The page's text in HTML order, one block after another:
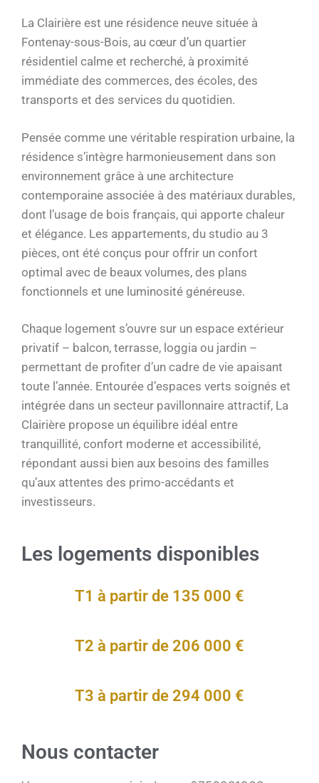
La Clairière est une résidence neuve située à
Fontenay-sous-Bois, au cœur d’un quartier
résidentiel calme et recherché, à proximité
immédiate des commerces, des écoles, des
transports et des services du quotidien.
Pensée comme une véritable respiration urbaine, la
résidence s’intègre harmonieusement dans son
environnement grâce à une architecture
contemporaine associée à des matériaux durables,
dont l’usage de bois français, qui apporte chaleur
et élégance. Les appartements, du studio au 3
pièces, ont été conçus pour offrir un confort
optimal avec de beaux volumes, des plans
fonctionnels et une luminosité généreuse.
Chaque logement s’ouvre sur un espace extérieur
privatif – balcon, terrasse, loggia ou jardin –
permettant de profiter d’un cadre de vie apaisant
toute l’année. Entourée d’espaces verts soignés et
intégrée dans un secteur pavillonnaire attractif, La
Clairière propose un équilibre idéal entre
tranquillité, confort moderne et accessibilité,
répondant aussi bien aux besoins des familles
qu’aux attentes des primo-accédants et
investisseurs.
Les logements disponibles
T1 à partir de 135 000 €
T2 à partir de 206 000 €
T3 à partir de 294 000 €
Nous contacter